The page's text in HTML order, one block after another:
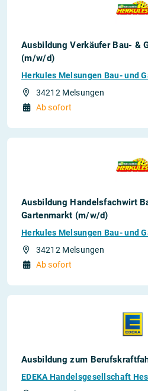
Ausbildung Verkäufer Bau- &
(m/w/d)
Herkules Melsungen Bau- und
34212 Melsungen
Ab sofort
Ausbildung Handelsfachwirt
Gartenmarkt (m/w/d)
Herkules Melsungen Bau- und
34212 Melsungen
Ab sofort
Ausbildung zum
EDEKA Handelsgesellschaft